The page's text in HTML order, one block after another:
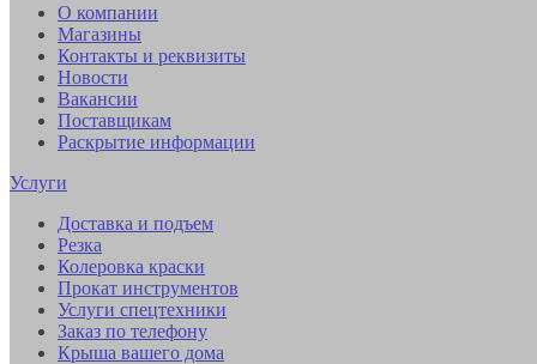
О компании
Магазины
Контакты и реквизиты
Новости
Вакансии
Поставщикам
Раскрытие информации
Услуги
Доставка и подъем
Резка
Колеровка краски
Прокат инструментов
Услуги спецтехники
Заказ по телефону
Крыша вашего дома